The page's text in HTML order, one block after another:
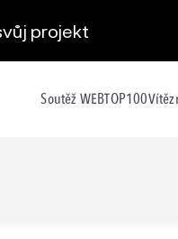
projekt
Soutěž WEBTOP100